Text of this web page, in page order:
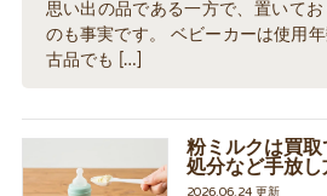
思い出の品である一方で、置いて
のも事実です。 ベビーカーは使用
古品でも […]
粉ミルクは買取
処分など手放し
2026.06.24 更新